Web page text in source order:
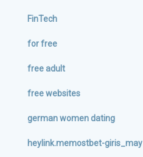
FinTech
for free
free adult
free websites
german women dating
heylink.memostbet-giris_may